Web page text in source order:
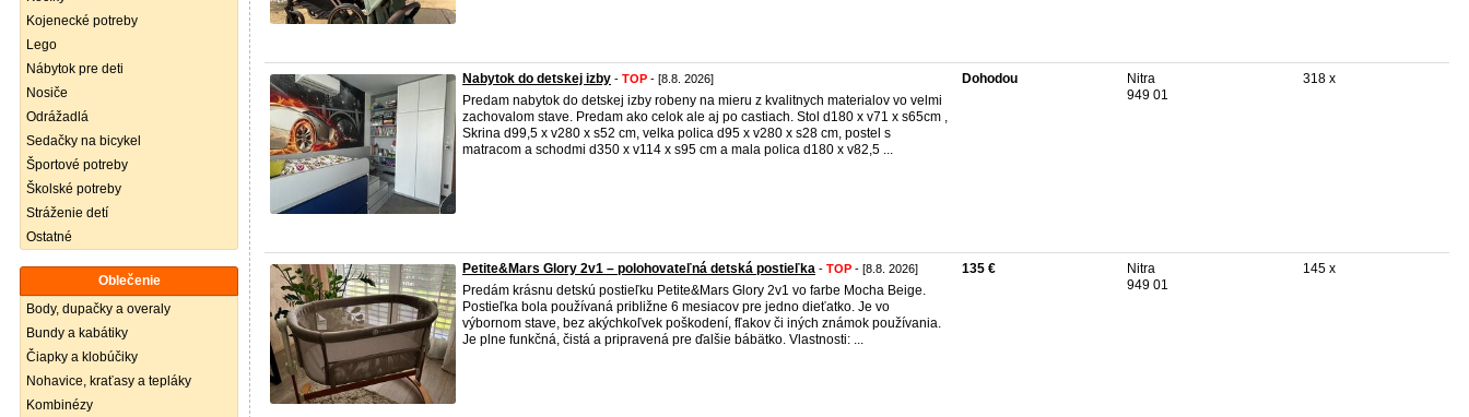
Kojenecké potreby
Lego
Nábytok pre deti
Nosiče
Odrážadlá
Sedačky na bicykel
Športové potreby
Školské potreby
Stráženie detí
Ostatné
Oblečenie
Body, dupačky a overaly
Bundy a kabátiky
Čiapky a klobúčiky
Nohavice, kraťasy a tepláky
Kombinézy
Nabytok do detskej izby - TOP - [8.8. 2026]
Predam nabytok do detskej izby robeny na mieru z kvalitnych materialov vo velmi
zachovalom stave. Predam ako celok ale aj po castiach. Stol d180 x v71 x s65cm ,
Skrina d99,5 x v280 x s52 cm, velka polica d95 x v280 x s28 cm, postel s
matracom a schodmi d350 x v114 x s95 cm a mala polica d180 x v82,5 ...
Dohodou
Nitra
949 01
318 x
Petite&Mars Glory 2v1 – polohovateľná detská postieľka - TOP - [8.8. 2026]
Predám krásnu detskú postieľku Petite&Mars Glory 2v1 vo farbe Mocha Beige.
Postieľka bola používaná približne 6 mesiacov pre jedno dieťatko. Je vo
výbornom stave, bez akýchkoľvek poškodení, fľakov či iných známok používania.
Je plne funkčná, čistá a pripravená pre ďalšie bábätko. Vlastnosti: ...
135 €
Nitra
949 01
145 x